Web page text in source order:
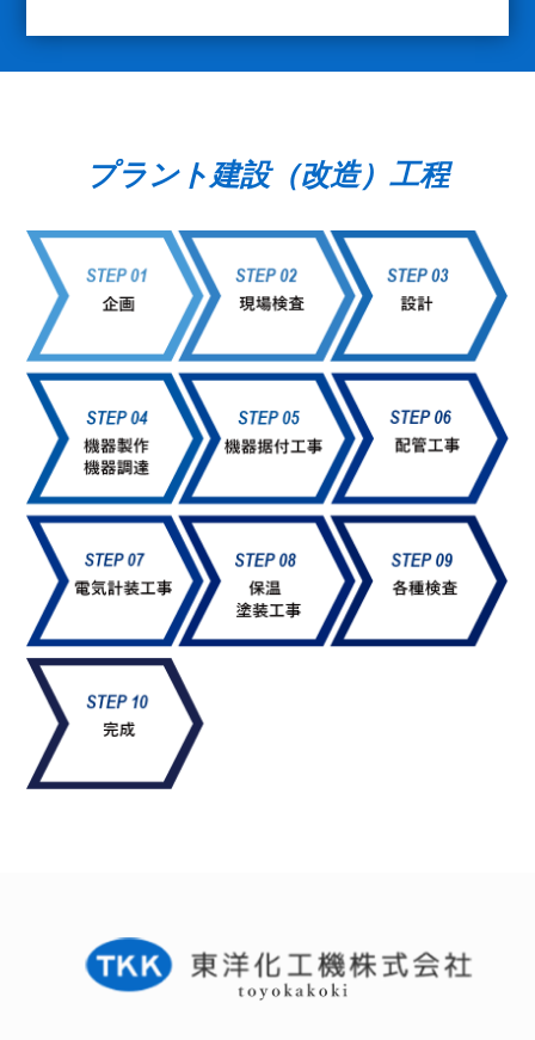
プラント建設（改造）工程